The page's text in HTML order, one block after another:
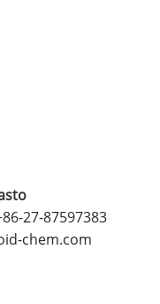
27-87597383
chem.com